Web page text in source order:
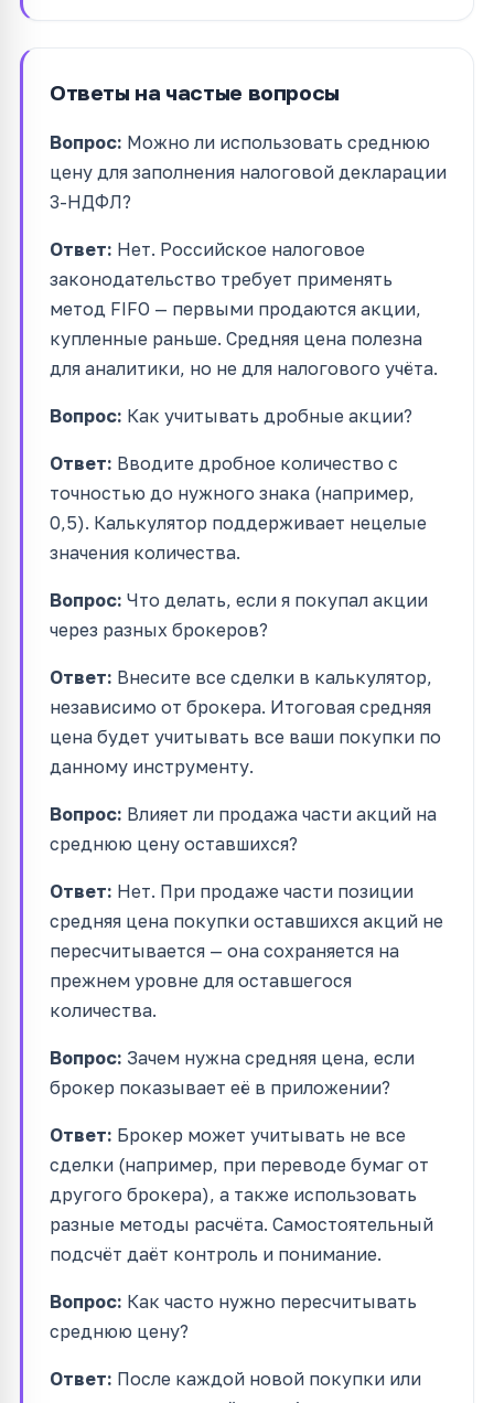
Ответы на частые вопросы
Вопрос: Можно ли использовать среднюю
цену для заполнения налоговой декларации
3-НДФЛ?
Ответ: Нет. Российское налоговое
законодательство требует применять
метод FIFO — первыми продаются акции,
купленные раньше. Средняя цена полезна
для аналитики, но не для налогового учёта.
Вопрос: Как учитывать дробные акции?
Ответ: Вводите дробное количество с
точностью до нужного знака (например,
0,5). Калькулятор поддерживает нецелые
значения количества.
Вопрос: Что делать, если я покупал акции
через разных брокеров?
Ответ: Внесите все сделки в калькулятор,
независимо от брокера. Итоговая средняя
цена будет учитывать все ваши покупки по
данному инструменту.
Вопрос: Влияет ли продажа части акций на
среднюю цену оставшихся?
Ответ: Нет. При продаже части позиции
средняя цена покупки оставшихся акций не
пересчитывается — она сохраняется на
прежнем уровне для оставшегося
количества.
Вопрос: Зачем нужна средняя цена, если
брокер показывает её в приложении?
Ответ: Брокер может учитывать не все
сделки (например, при переводе бумаг от
другого брокера), а также использовать
разные методы расчёта. Самостоятельный
подсчёт даёт контроль и понимание.
Вопрос: Как часто нужно пересчитывать
среднюю цену?
Ответ: После каждой новой покупки или